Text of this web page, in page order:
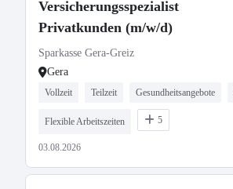
Versicherungsspezialist
Privatkunden (m/w/d)
Sparkasse Gera-Greiz
Gera
Vollzeit Teilzeit Gesundheitsangebote
Flexible Arbeitszeiten 5
03.08.2026